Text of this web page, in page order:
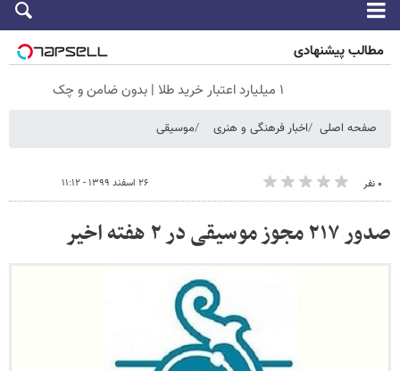
مطالب پیشنهادی
۱ میلیارد اعتبار خرید طلا | بدون ضامن و چک
صفحه اصلی اخبار فرهنگی و هنری موسیقی
۰ نفر ۲۶ اسفند ۱۳۹۹ - ۱۱:۱۲
صدور ۲۱۷ مجوز موسیقی در ۲ هفته اخیر